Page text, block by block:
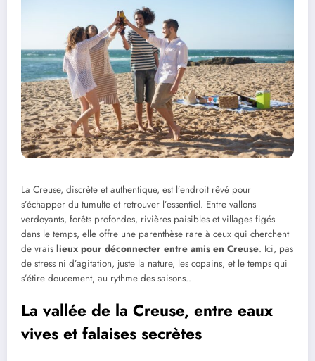
La Creuse, discrète et authentique, est l’endroit rêvé pour
s’échapper du tumulte et retrouver l’essentiel. Entre vallons
verdoyants, forêts profondes, rivières paisibles et villages figés
dans le temps, elle offre une parenthèse rare à ceux qui cherchent
de vrais lieux pour déconnecter entre amis en Creuse. Ici, pas
de stress ni d’agitation, juste la nature, les copains, et le temps qui
s’étire doucement, au rythme des saisons..
La vallée de la Creuse, entre eaux
vives et falaises secrètes